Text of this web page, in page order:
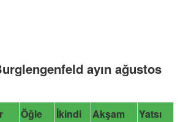
ayın ağustos
Öğle İkindi Akşam
Yatsı